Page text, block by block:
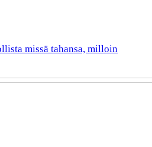
missä tahansa, milloin